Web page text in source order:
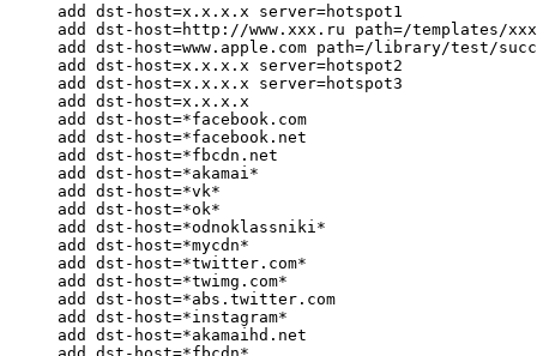
add dst-host=x.x.x.x server=hotspot1
add dst-host=http://www.xxx.ru path=/templates/
add dst-host=www.apple.com path=/library/test/
add dst-host=x.x.x.x server=hotspot2
add dst-host=x.x.x.x server=hotspot3
add dst-host=x.x.x.x
add dst-host=*facebook.com
add dst-host=*facebook.net
add dst-host=*fbcdn.net
add dst-host=*akamai*
add dst-host=*vk*
add dst-host=*ok*
add dst-host=*odnoklassniki*
add dst-host=*mycdn*
add dst-host=*twitter.com*
add dst-host=*twimg.com*
add dst-host=*abs.twitter.com
add dst-host=*instagram*
add dst-host=*akamaihd.net